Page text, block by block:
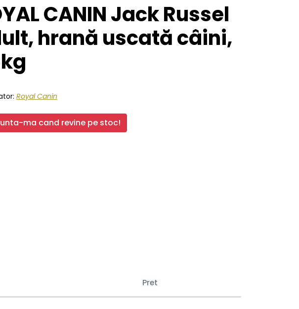
CANIN Jack Russel
hrană uscată câini,
Royal Canin
ma cand revine pe stoc!
Pret